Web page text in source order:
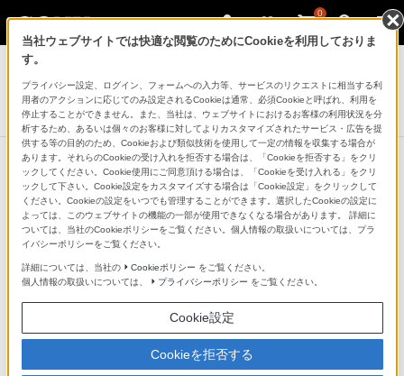
0
デジタル一眼カメラ α（アルファ）
デジタル一眼カメラ
α9
当社ウェブサイトでは快適な閲覧のためにCookieを利用しておりま
す。
プライバシー設定、ログイン、フォームへの入力等、サービスのリクエストに相当する利
用者のアクションに応じてのみ設定されるCookieは通常、必須Cookieと呼ばれ、利用を
停止することができません。また、当社は、ウェブサイトにおけるお客様の利用状況を分
析するため、あるいは個々のお客様に対してよりカスタマイズされたサービス・広告を提
供する等の目的のため、Cookieおよび類似技術を使用して一定の情報を収集する場合が
あります。それらのCookieの受け入れを拒否する場合は、「Cookieを拒否する」をクリ
ックしてください。Cookie使用にご同意頂ける場合は、「Cookieを受け入れる」をクリ
ックして下さい。Cookie設定をカスタマイズする場合は「Cookie設定」をクリックして
ください。Cookieの設定をいつでも管理することができます。選択したCookieの設定に
よっては、このウェブサイトの機能の一部が使用できなくなる場合があります。 詳細に
ついては、当社のCookieポリシーをご覧ください。個人情報の取扱いについては、プラ
イバシーポリシーをご覧ください。
詳細については、当社の Cookieポリシー をご覧ください。
個人情報の取扱いについては、
プライバシーポリシー をご覧ください。
Cookie設定
Cookieを拒否する